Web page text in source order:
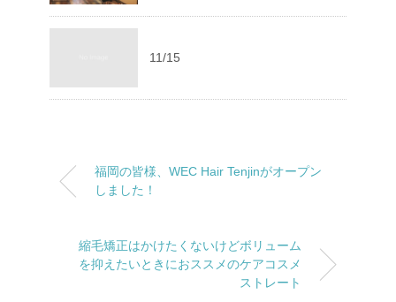
11/15
福岡の皆様、WEC Hair Tenjinがオープン
しました！
縮毛矯正はかけたくないけどボリューム
を抑えたいときにおススメのケアコスメ
ストレート